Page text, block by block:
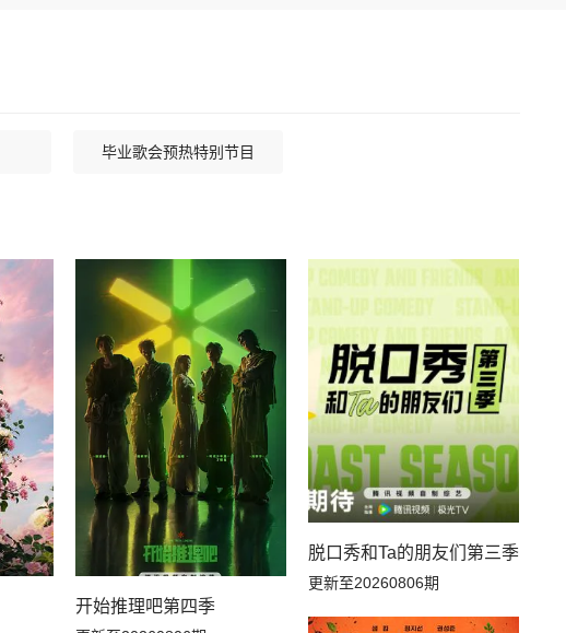
毕业歌会预热特别节目
开始推理吧第四季
脱口秀和Ta的朋友们第三季
更新至20260806期